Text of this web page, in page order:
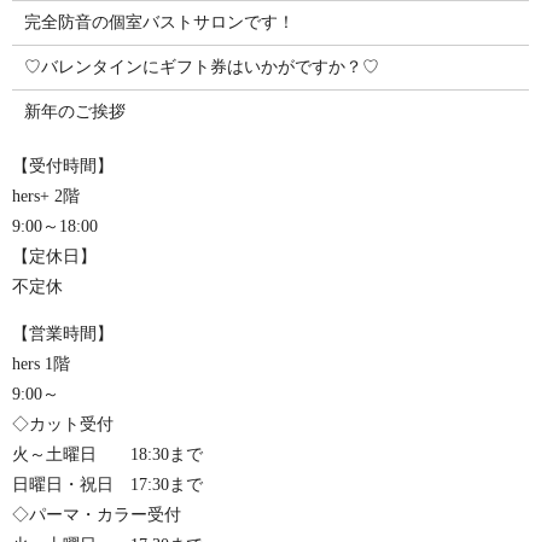
完全防音の個室バストサロンです！
♡バレンタインにギフト券はいかがですか？♡
新年のご挨拶
【受付時間】
hers+ 2階
9:00～18:00
【定休日】
不定休
【営業時間】
hers 1階
9:00～
◇カット受付
火～土曜日 18:30まで
日曜日・祝日 17:30まで
◇パーマ・カラー受付